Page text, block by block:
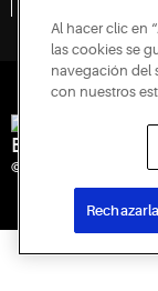
Engineered for
© 2026 Copeland LP.
Al hacer clic en
las cookies se
navegación del
con nuestros